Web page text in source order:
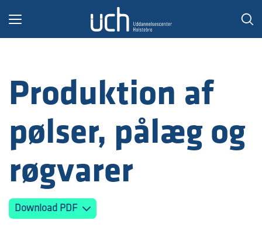
Toggle
Produktion af
pølser, pålæg og
røgvarer
Download PDF